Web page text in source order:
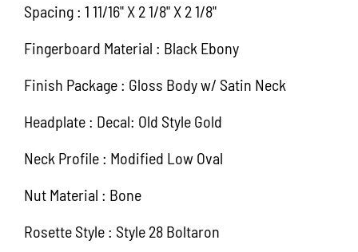
Spacing : 1 11/16" X 2 1/8" X 2 1/8"
Fingerboard Material : Black Ebony
Finish Package : Gloss Body w/ Satin Neck
Headplate : Decal: Old Style Gold
Neck Profile : Modified Low Oval
Nut Material : Bone
Rosette Style : Style 28 Boltaron